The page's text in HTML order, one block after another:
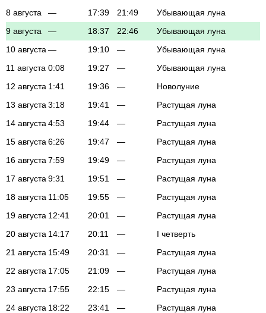
8 августа
— 17:39 21:49
Убывающая луна
9 августа
— 18:37 22:46
Убывающая луна
10 августа — 19:10 —
Убывающая луна
11 августа 0:08 19:27 —
Убывающая луна
12 августа 1:41 19:36 —
Новолуние
13 августа 3:18 19:41 —
Растущая луна
14 августа 4:53 19:44 —
Растущая луна
15 августа 6:26 19:47 —
Растущая луна
16 августа 7:59 19:49 —
Растущая луна
17 августа 9:31 19:51 —
Растущая луна
18 августа 11:05 19:55 —
Растущая луна
19 августа 12:41 20:01 —
Растущая луна
20 августа 14:17 20:11 —
I четверть
21 августа 15:49 20:31 —
Растущая луна
22 августа 17:05 21:09 —
Растущая луна
23 августа 17:55 22:15 —
Растущая луна
24 августа 18:22 23:41 — Растущая луна